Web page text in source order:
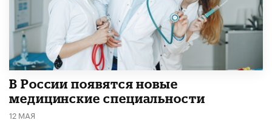
В России появятся новые
медицинские специальности
12 МАЯ